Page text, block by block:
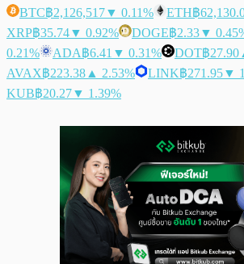
BTC฿2,126,517▼ 0.11% ETH฿
XRP฿35.74▼ 0.92% DOGE฿2.33▼
0.21%
ADA฿6.41 ▼ 0.31% DOT฿27.90
AVAX฿223.38 ▲ 2.53% LINK฿271.95▼
KUB฿20.27▼ 1.39%